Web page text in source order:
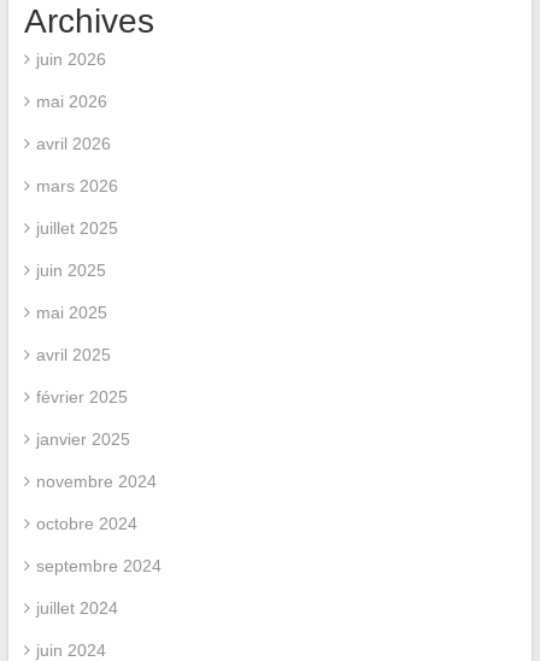
Archives
juin 2026
mai 2026
avril 2026
mars 2026
juillet 2025
juin 2025
mai 2025
avril 2025
février 2025
janvier 2025
novembre 2024
octobre 2024
septembre 2024
juillet 2024
juin 2024